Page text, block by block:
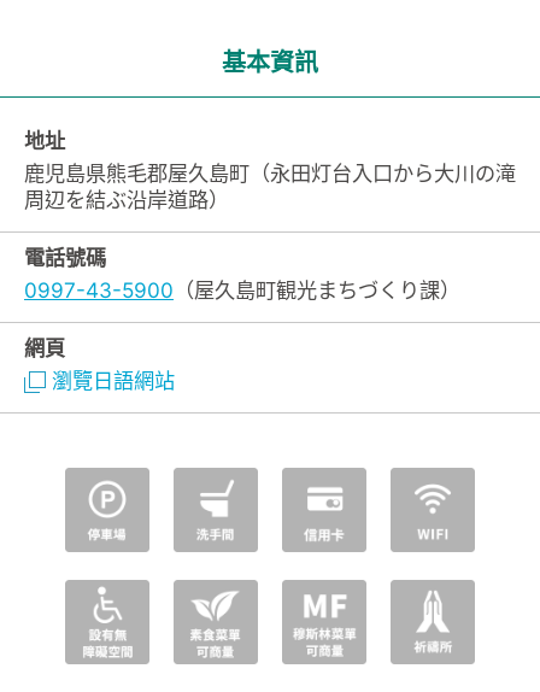
基本資訊
地址
鹿児島県熊毛郡屋久島町（永田灯台入口から大川の滝
周辺を結ぶ沿岸道路）
電話號碼
0997-43-5900 （屋久島町観光まちづくり課）
網頁
瀏覽日語網站